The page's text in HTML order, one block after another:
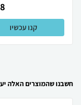
קנו עכשיו
חשבנו שהמוצרים האלה